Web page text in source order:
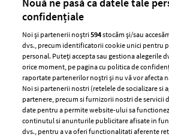
Nouă ne pasă ca datele tale
confidențiale
Noi și partenerii noștri594stocăm și/sau
dvs., precum identificatorii cookie unici pentru
personal. Puteți accepta sau gestiona alegerile
orice moment, pe pagina cu politica de
raportate partenerilor noștri și nu vă vor afecta
Noi si partenerii nostri (retelele de socializare si
partenere, precum si furnizorii nostri de servicii
date pentru a permite website-ului sa
continutul si anunturile publicitare afisate in
dvs., pentru a va oferi functionalitati aferente